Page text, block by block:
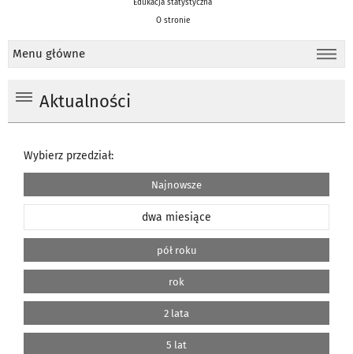
Edukacja statystyczna
O stronie
Menu główne
Aktualności
Wybierz przedział:
Najnowsze
dwa miesiące
pół roku
rok
2 lata
5 lat